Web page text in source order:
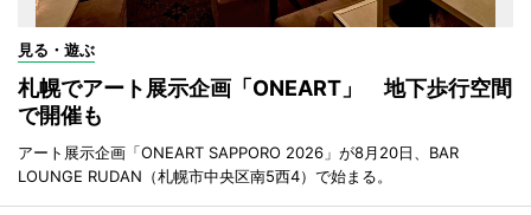
見る・遊ぶ
札幌でアート展示企画「ONEART」 地下歩行空間
で開催も
アート展示企画「ONEART SAPPORO 2026」が8月20日、BAR
LOUNGE RUDAN（札幌市中央区南5西4）で始まる。